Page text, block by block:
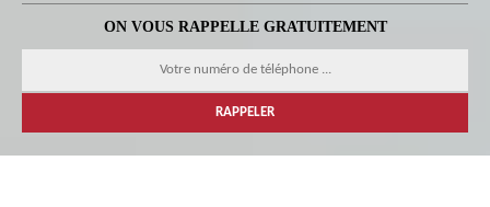
ON VOUS RAPPELLE GRATUITEMENT